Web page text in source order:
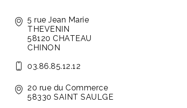
5 rue Jean Marie
THEVENIN
58120 CHATEAU
CHINON
03.86.85.12.12
20 rue du Commerce
58330 SAINT SAULGE